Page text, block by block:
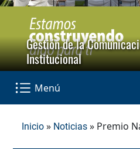
Gestión de la
Institucional
Menú
Inicio » Noticias » Premio